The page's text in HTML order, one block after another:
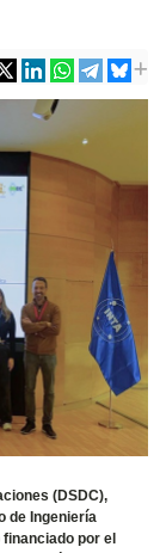
(DSDC),
de Ingeniería
por el